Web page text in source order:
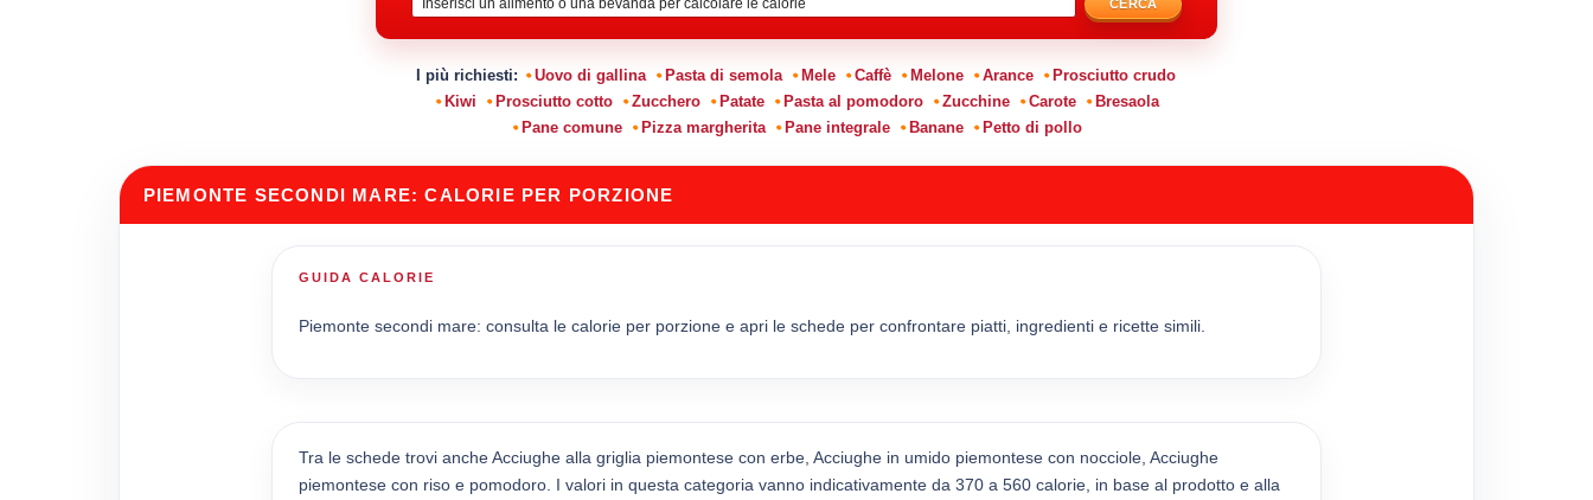
CERCA
I più richiesti: Uovo di gallina Pasta di semola Mele Caffè Melone Arance
Prosciutto crudo
Kiwi
Prosciutto cotto Zucchero Patate Pasta al pomodoro Zucchine Carote
Bresaola
Pane comune
Pizza margherita Pane integrale Banane Petto di pollo
PIEMONTE SECONDI MARE: CALORIE PER PORZIONE
GUIDA CALORIE
Piemonte secondi mare: consulta le calorie per porzione e apri le schede per confrontare piatti, ingredienti e ricette simili.
Tra le schede trovi anche Acciughe alla griglia piemontese con erbe, Acciughe in umido piemontese con nocciole, Acciughe
piemontese con riso e pomodoro. I valori in questa categoria vanno indicativamente da 370 a 560 calorie, in base al prodotto e alla